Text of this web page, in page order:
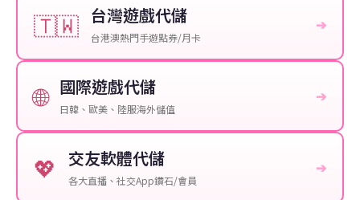
🇹🇼 台灣遊戲代儲
台港澳熱門手遊點券/月卡
➔
🌐 國際遊戲代儲
日韓、歐美、陸服海外儲值
➔
💖 交友軟體代儲
各大直播、社交App鑽石/會員
➔